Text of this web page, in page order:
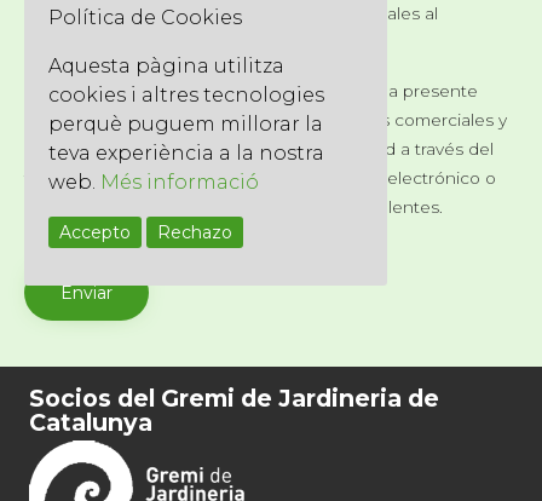
por ende, las posibles responsabilidades legales al
Consiento, a través de la marcación de la presente
casilla, para la recepción de comunicaciones comerciales y
de cortesía relacionadas con nuestra entidad a través del
teléfono, correo postal ordinario, fax, correo electrónico o
medios de comunicación electrónica equivalentes.
Socios del Gremi de Jardineria de
Catalunya
Política de Cookies
Aquesta pàgina utilitza
cookies i altres tecnologies
perquè puguem millorar la
teva experiència a la nostra
web. Més informació
Accepto Rechazo